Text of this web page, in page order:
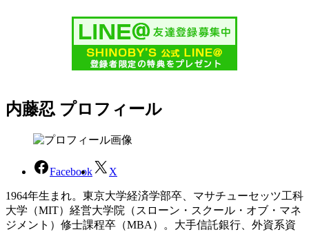
内藤忍 プロフィール
Facebook X
1964年生まれ。東京大学経済学部卒、マサチューセッツ工科
大学（MIT）経営大学院（スローン・スクール・オブ・マネ
ジメント）修士課程卒（MBA）。大手信託銀行、外資系資